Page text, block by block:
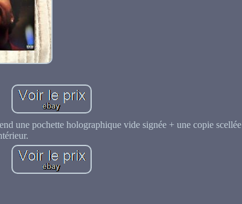
une pochette holographique vide signée + une copie scellée